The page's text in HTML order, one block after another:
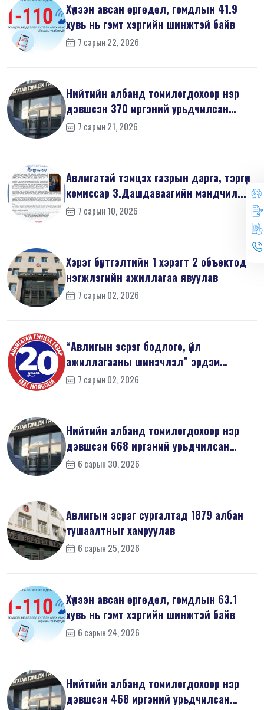
Хүлээн авсан өргөдөл, гомдлын 41.9
хувь нь гэмт хэргийн шинжтэй байв
7 сарын 22, 2026
Нийтийн албанд томилогдохоор нэр
дэвшсэн 370 иргэний урьдчилсан
мэдүүл...
7 сарын 21, 2026
Авлигатай тэмцэх газрын дарга, тэргүүн
комиссар З.Дашдаваагийн мэндчил...
7 сарын 10, 2026
Хэрэг бүртгэлтийн 1 хэрэгт 2 объектод
нэгжлэгийн ажиллагаа явуулав
7 сарын 02, 2026
“Авлигын эсрэг бодлого, үйл
ажиллагааны шинэчлэл” эрдэм
шинжилгээний б...
7 сарын 02, 2026
Нийтийн албанд томилогдохоор нэр
дэвшсэн 668 иргэний урьдчилсан
мэдүүл...
6 сарын 30, 2026
Авлигын эсрэг сургалтад 1879 албан
тушаалтныг хамруулав
6 сарын 25, 2026
Хүлээн авсан өргөдөл, гомдлын 63.1
хувь нь гэмт хэргийн шинжтэй байв
6 сарын 24, 2026
Нийтийн албанд томилогдохоор нэр
дэвшсэн 468 иргэний урьдчилсан